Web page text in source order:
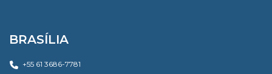
BRASÍLIA
+55 61 3686-7781